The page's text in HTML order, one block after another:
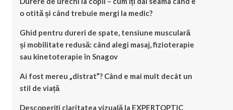
o otită și când trebuie mergi la medic?
Ghid pentru dureri de spate, tensiune musculară
și mobilitate redusă: când alegi masaj, fizioterapie
sau kinetoterapie în Snagov
Ai fost mereu „distrat”? Când e mai mult decât un
stil de viață
Descoperiți claritatea vizuală la EXPERTOPTIC